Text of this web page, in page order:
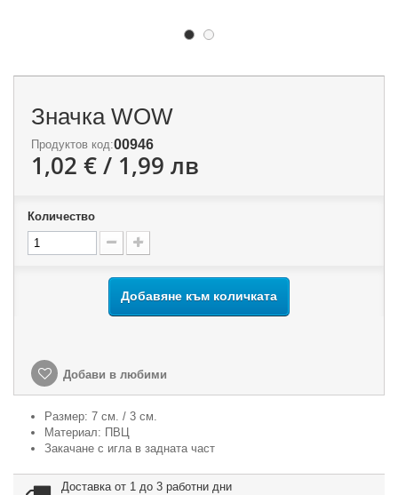
Значка WOW
Продуктов код:00946
1,02 € / 1,99 лв
Количество
Добавяне към количката
Добави в любими
Размер: 7 см. / 3 см.
Материал: ПВЦ
Закачане с игла в задната част
Доставка от 1 до 3 работни дни